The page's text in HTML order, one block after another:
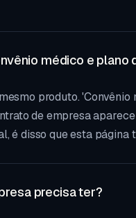
médico e plano
produto.
de empresa
é disso que esta página
precisa ter?